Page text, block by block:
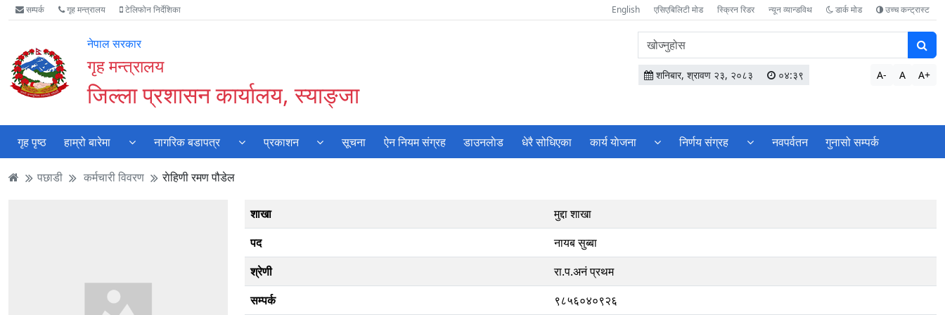
Accessibility
Mode
गर्नुहोस्
मुख्य
सामाग्री
मुख्य
नेभिगेसन
वेबसाइट
खोजमा
सम्पर्क गृह मन्त्रालय टेलिफोन निर्देशिका English एसिएबिलिटी मोड स्क्रिन रिडर न्यून व्यान्डविथ डार्क मोड उच्च कन्ट्रास्ट
नेपाल सरकार
गृह मन्त्रालय
जिल्ला प्रशासन कार्यालय, स्याङ्जा
वेबसाइटमा
सामग्री
खोज्नुहोस
शनिबार, श्रावण २३, २०८३ ०४:३९ A- A A+
गृह पृष्ठ हाम्रो बारेमा नागरिक बडापत्र प्रकाशन सूचना ऐन नियम संग्रह डाउनलाेड धेरै सोधिएका कार्य याेजना निर्णय संग्रह नवपर्वतन गुनासो सम्पर्क
पछाडी कर्मचारी विवरण राेहिणी रमण पौडेल
शाखा
मुद्दा शाखा
पद
नायब सुब्बा
श्रेणी
रा.प.अनं प्रथम
सम्पर्क
९८५६०४०९२६